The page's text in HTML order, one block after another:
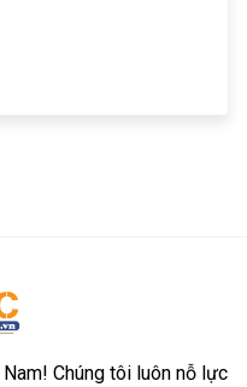
Chúng tôi luôn nỗ lực